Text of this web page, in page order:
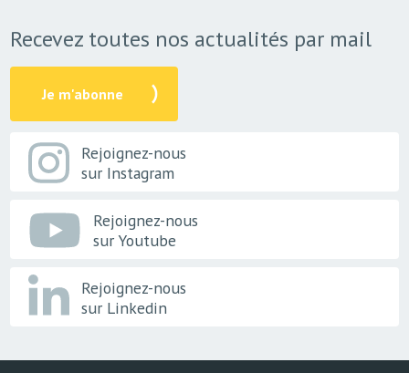
Recevez toutes nos actualités par mail
Je m'abonne
Rejoignez-nous
sur Instagram
Rejoignez-nous
sur Youtube
Rejoignez-nous
sur Linkedin